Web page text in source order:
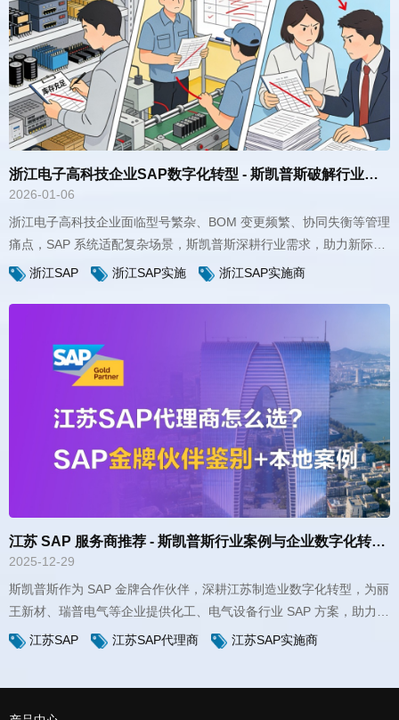
浙江电子高科技企业SAP数字化转型 - 斯凯普斯破解行业管理痛点方案
2026-01-06
浙江SAP 浙江SAP实施 浙江SAP实施商
江苏 SAP 服务商推荐 - 斯凯普斯行业案例与企业数字化转型指南
2025-12-29
苏企业实现集团管控、产销协同与业财一体化。
江苏SAP 江苏SAP代理商 江苏SAP实施商